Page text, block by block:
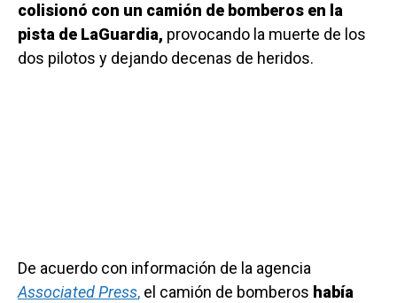
colisionó con un camión de bomberos en la
pista de LaGuardia, provocando la muerte de los
dos pilotos y dejando decenas de heridos.
De acuerdo con información de la agencia
Associated Press, el camión de bomberos había